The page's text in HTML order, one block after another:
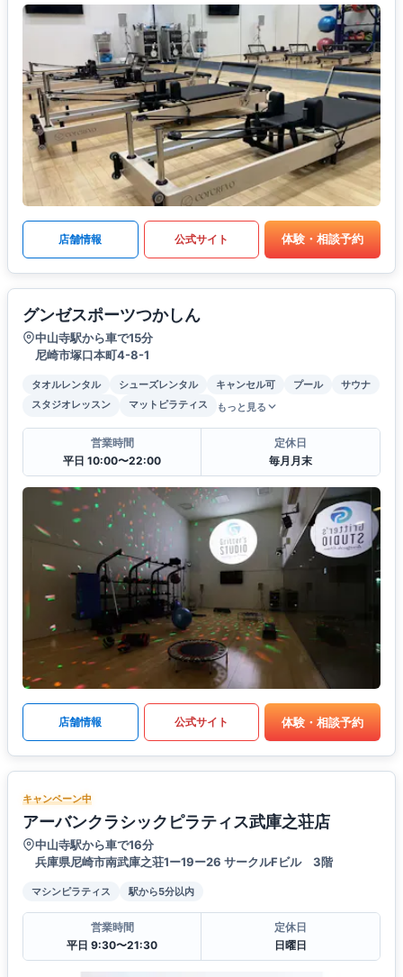
店舗情報 公式サイト 体験・相談予約
グンゼスポーツつかしん
中山寺駅から車で15分
尼崎市塚口本町4-8-1
タオルレンタル シューズレンタル キャンセル可 プール
サウナ
スタジオレッスン
マットピラティス もっと見る
営業時間
平日 10:00〜22:00
定休日
毎月月末
店舗情報 公式サイト 体験・相談予約
キャンペーン中
アーバンクラシックピラティス武庫之荘店
中山寺駅から車で16分
兵庫県尼崎市南武庫之荘1ー19ー26 サークルFビル 3階
マシンピラティス 駅から5分以内
営業時間
平日 9:30〜21:30
定休日
日曜日